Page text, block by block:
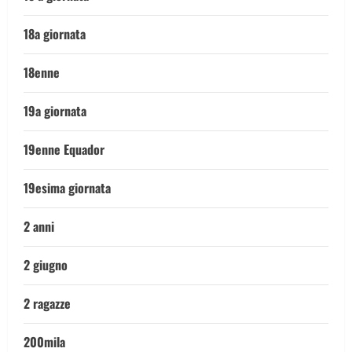
18a giornata
18enne
19a giornata
19enne Equador
19esima giornata
2 anni
2 giugno
2 ragazze
200mila